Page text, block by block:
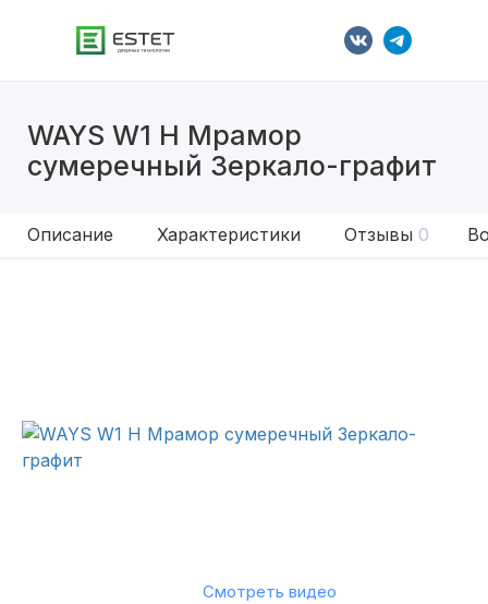
WAYS W1 H Мрамор
сумеречный Зеркало-графит
Описание Характеристики Отзывы 0
Смотреть видео